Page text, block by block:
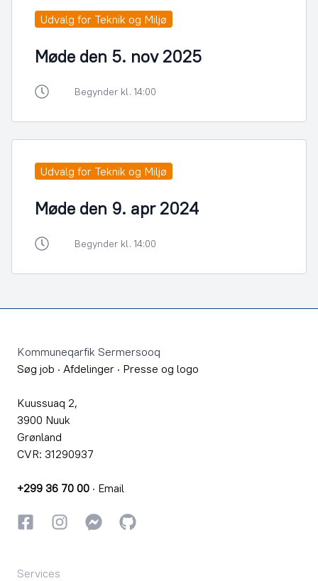
Udvalg for Teknik og Miljø
Møde den 5. nov 2025
Begynder kl. 14:00
Udvalg for Teknik og Miljø
Møde den 9. apr 2024
Begynder kl. 14:00
Kommuneqarfik Sermersooq
Søg job · Afdelinger · Presse og logo
Kuussuaq 2,
3900 Nuuk
Grønland
CVR: 31290937
+299 36 70 00 · Email
FacebookInstagramInstagram
GitHub
Services